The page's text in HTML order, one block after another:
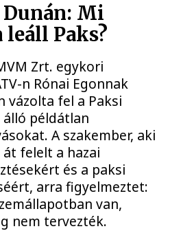
Dunán: Mi
Paks?
Zrt. egykori
n Rónai Egonnak
fel a Paksi
példátlan
A szakember, aki
felelt a hazai
és a paksi
arra figyelmeztet:
van,
nem tervezték.